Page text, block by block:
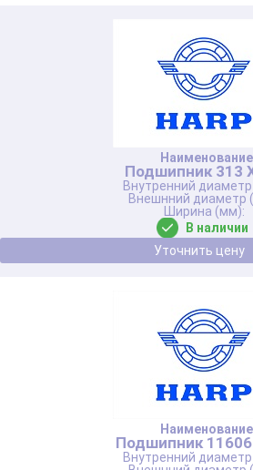
Подшипник 313
В наличии
Уточнить цену
Подшипник